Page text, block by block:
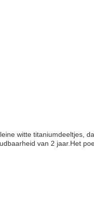
witte titaniumdeeltjes,
van 2 jaar.Het